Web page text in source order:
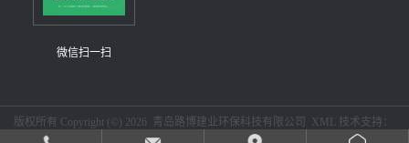
微信扫一扫
版权所有 Copyright (©) 2026 青岛路博建业环保科技有限公司 XML 技术支持：